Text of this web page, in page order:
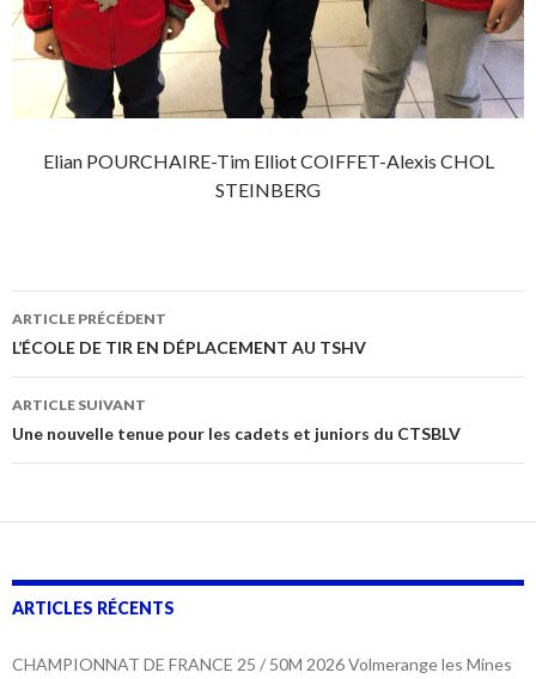
Elian POURCHAIRE-Tim Elliot COIFFET-Alexis CHOL
STEINBERG
Navigation
des
articles
ARTICLE PRÉCÉDENT
L’ÉCOLE DE TIR EN DÉPLACEMENT AU TSHV
ARTICLE SUIVANT
Une nouvelle tenue pour les cadets et juniors du CTSBLV
ARTICLES RÉCENTS
CHAMPIONNAT DE FRANCE 25 / 50M 2026 Volmerange les Mines